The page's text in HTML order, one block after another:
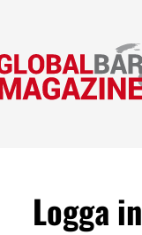
Logga in